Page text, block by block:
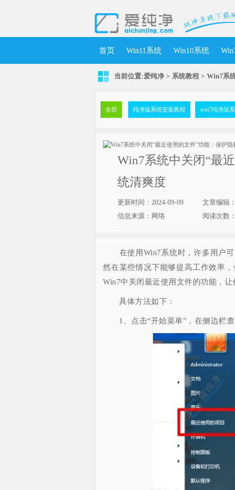
首页 Win11系统 Win10系统
当前位置:爱纯净 > 系统教程 > Win7系
全部 纯净版系统安装教程 win7纯净版
Win7系统中关闭“最
统清爽度
更新时间：2024-09-09
文章编辑
信息来源：网络
阅读次数：
在使用Win7系统时，许多用户可
然在某些情况下能够提高工作效率
Win7中关闭最近使用文件的功能，让
具体方法如下：
1、点击“开始菜单”，在侧边栏查